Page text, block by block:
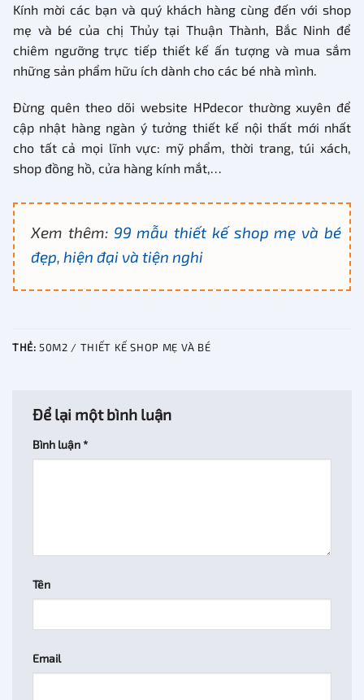
Kính mời các bạn và quý khách hàng cùng đến với shop
mẹ và bé của chị Thủy tại Thuận Thành, Bắc Ninh để
chiêm ngưỡng trực tiếp thiết kế ấn tượng và mua sắm
những sản phẩm hữu ích dành cho các bé nhà mình.
Đừng quên theo dõi website HPdecor thường xuyên để
cập nhật hàng ngàn ý tưởng thiết kế nội thất mới nhất
cho tất cả mọi lĩnh vực: mỹ phẩm, thời trang, túi xách,
shop đồng hồ, cửa hàng kính mắt,…
Xem thêm: 99 mẫu thiết kế shop mẹ và bé
đẹp, hiện đại và tiện nghi
THẺ: 50M2 / THIẾT KẾ SHOP MẸ VÀ BÉ
Để lại một bình luận
Bình luận *
Tên
Email